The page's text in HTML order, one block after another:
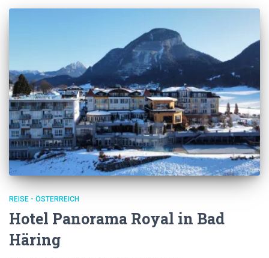
REISE - ÖSTERREICH
Hotel Panorama Royal in Bad
Häring